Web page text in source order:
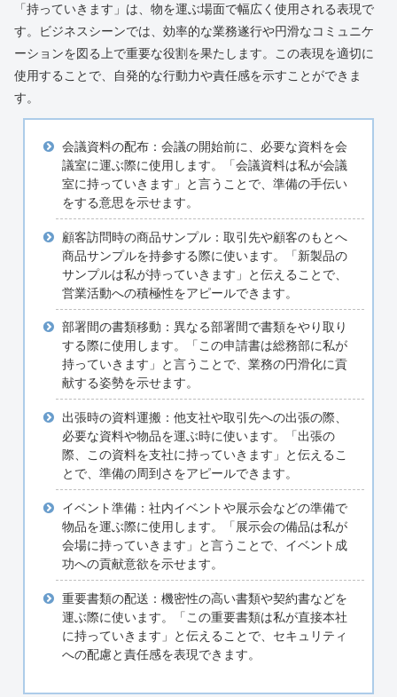
「持っていきます」は、物を運ぶ場面で幅広く使用される表現で
す。ビジネスシーンでは、効率的な業務遂行や円滑なコミュニケ
ーションを図る上で重要な役割を果たします。この表現を適切に
使用することで、自発的な行動力や責任感を示すことができま
す。
会議資料の配布：会議の開始前に、必要な資料を会
議室に運ぶ際に使用します。「会議資料は私が会議
室に持っていきます」と言うことで、準備の手伝い
をする意思を示せます。
顧客訪問時の商品サンプル：取引先や顧客のもとへ
商品サンプルを持参する際に使います。「新製品の
サンプルは私が持っていきます」と伝えることで、
営業活動への積極性をアピールできます。
部署間の書類移動：異なる部署間で書類をやり取り
する際に使用します。「この申請書は総務部に私が
持っていきます」と言うことで、業務の円滑化に貢
献する姿勢を示せます。
出張時の資料運搬：他支社や取引先への出張の際、
必要な資料や物品を運ぶ時に使います。「出張の
際、この資料を支社に持っていきます」と伝えるこ
とで、準備の周到さをアピールできます。
イベント準備：社内イベントや展示会などの準備で
物品を運ぶ際に使用します。「展示会の備品は私が
会場に持っていきます」と言うことで、イベント成
功への貢献意欲を示せます。
重要書類の配送：機密性の高い書類や契約書などを
運ぶ際に使います。「この重要書類は私が直接本社
に持っていきます」と伝えることで、セキュリティ
への配慮と責任感を表現できます。